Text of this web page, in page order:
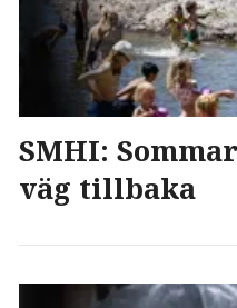
SMHI:
väg tillbaka